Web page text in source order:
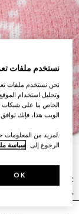
نستخدم ملفات
نحن نستخدم ملفات
وتحليل استخدام
الخاص بنا على شبكات
الويب هذا، فإنك
.لمزيد من المعلومات
الرجوع إلى سياسة
OK